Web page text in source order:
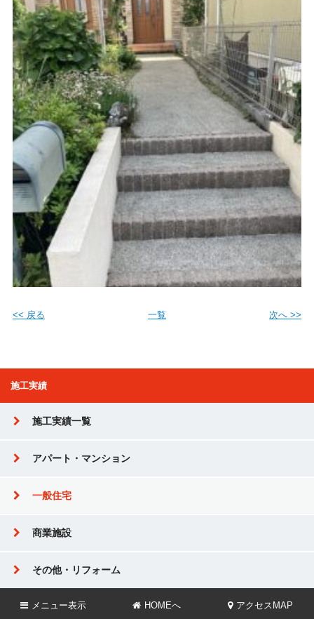
<< 戻る 一覧 次へ >>
施工実績
施工実績一覧
アパート・マンション
一般住宅
商業施設
その他・リフォーム
メニュー表示 HOMEへ アクセスMAP